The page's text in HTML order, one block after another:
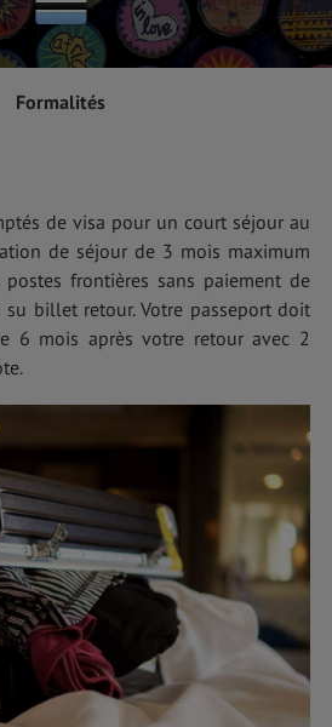
Formalités
de visa pour un court séjour au
de séjour de 3 mois maximum
frontières sans paiement de
billet retour. Votre passeport doit
6 mois après votre retour avec 2